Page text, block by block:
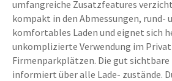
umfangreiche Zusatzfeatures
kompakt in den Abmessungen, rund-
komfortables Laden und eignet sich
unkomplizierte Verwendung im
Firmenparkplätzen. Die gut sichtbare
informiert über alle Lade- zustände.